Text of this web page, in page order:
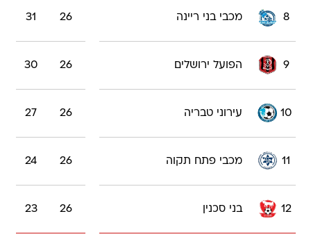
8 מכבי בני ריינה 26
31
9 הפועל ירושלים 26
30
10 עירוני טבריה 26
27
11 מכבי פתח תקוה 26
24
12 בני סכנין 26
23